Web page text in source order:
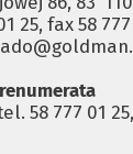
25, fax 58
58 777 01